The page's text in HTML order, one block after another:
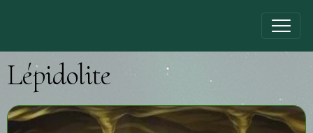
Lépidolite